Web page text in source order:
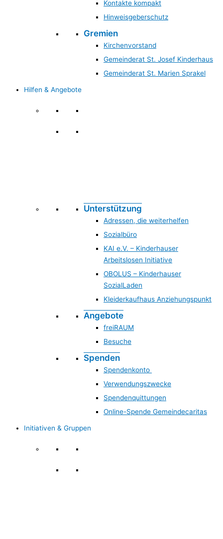
Kontakte kompakt
Hinweisgeberschutz
Gremien
Kirchenvorstand
Gemeinderat St. Josef Kinderhaus
Gemeinderat St. Marien Sprakel
Hilfen & Angebote
Unterstützung
Adressen, die weiterhelfen
Sozialbüro
KAI e.V. – Kinderhauser
Arbeitslosen Initiative
OBOLUS – Kinderhauser
SozialLaden
Kleiderkaufhaus Anziehungspunkt
Angebote
freiRAUM
Besuche
Spenden
Spendenkonto
Verwendungszwecke
Spendenquittungen
Online-Spende Gemeindecaritas
Initiativen & Gruppen